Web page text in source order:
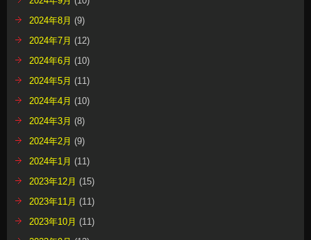
2024年8月 (9)
2024年7月 (12)
2024年6月 (10)
2024年5月 (11)
2024年4月 (10)
2024年3月 (8)
2024年2月 (9)
2024年1月 (11)
2023年12月 (15)
2023年11月 (11)
2023年10月 (11)